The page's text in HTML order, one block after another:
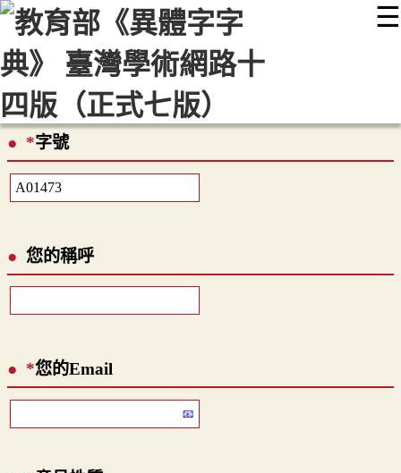
☰
::: 最新消息 常見問題 編輯說明
顯示模式
網站導覽
*字號
您的稱呼
*您的Email